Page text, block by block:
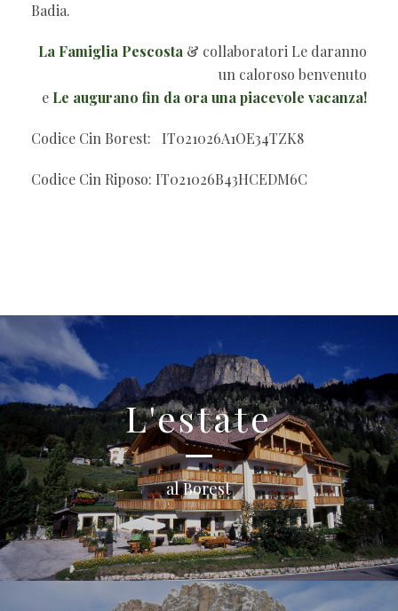
Badia.
La Famiglia Pescosta & collaboratori Le daranno
un caloroso benvenuto
e Le augurano fin da ora una piacevole vacanza!
Codice Cin Borest: IT021026A1OE34TZK8
Codice Cin Riposo: IT021026B43HCEDM6C
L'estate
al Borest